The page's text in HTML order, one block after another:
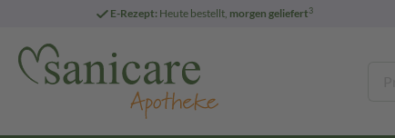
E-Rezept: Heute bestellt, morgen geliefert3